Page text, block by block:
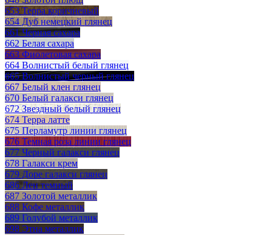
653 Терра коричневый
654 Дуб немецкий глянец
661 Черная сахара
662 Белая сахара
663 Фиолетовая сахара
664 Волнистый белый глянец
665 Волнистый черный глянец
667 Белый клен глянец
670 Белый галакси глянец
672 Звездный белый глянец
674 Терра латте
675 Перламутр линии глянец
676 Темная роза линии глянец
677 Черный галакси глянец
678 Галакси крем
679 Доре галакси глянец
686 Лен темный
687 Золотой металлик
688 Кофе металлик
689 Голубой металлик
698 Этна металлик